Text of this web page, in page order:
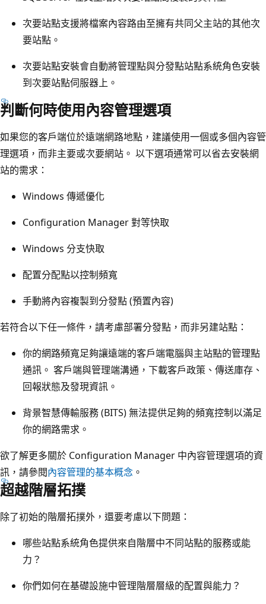
次要站點支援將檔案內容路由至擁有共同父主站的其他次
要站點。
次要站點安裝會自動將管理點與分發點站點系統角色安裝
到次要站點伺服器上。
判斷何時使用內容管理選項
如果您的客戶端位於遠端網路地點，建議使用一個或多個內容管
理選項，而非主要或次要網站。 以下選項通常可以省去安裝網
站的需求：
Windows 傳遞優化
Configuration Manager 對等快取
Windows 分支快取
配置分配點以控制頻寬
手動將內容複製到分發點 (預置內容)
若符合以下任一條件，請考慮部署分發點，而非另建站點：
你的網路頻寬足夠讓遠端的客戶端電腦與主站點的管理點
通訊。 客戶端與管理端溝通，下載客戶政策、傳送庫存、
回報狀態及發現資訊。
背景智慧傳輸服務 (BITS) 無法提供足夠的頻寬控制以滿足
你的網路需求。
欲了解更多關於 Configuration Manager 中內容管理選項的資
訊，請參閱內容管理的基本概念 。
超越階層拓撲
除了初始的階層拓撲外，還要考慮以下問題：
哪些站點系統角色提供來自階層中不同站點的服務或能
力？
你們如何在基礎設施中管理階層層級的配置與能力？